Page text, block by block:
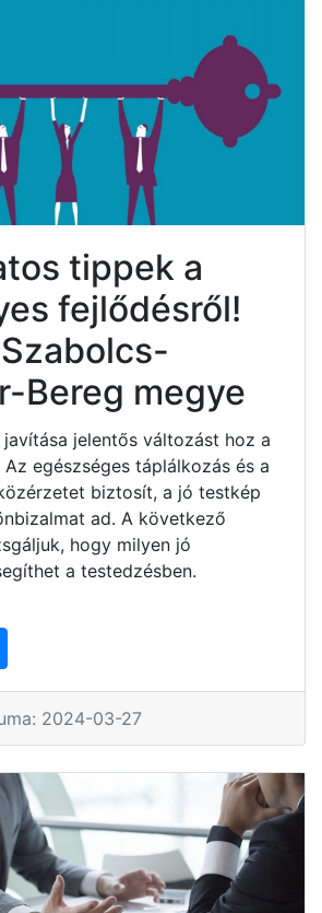
tippek a
fejlődésről!
Bereg megye
jelentős változást hoz a
egészséges táplálkozás és a
biztosít, a jó testkép
ad. A következő
hogy milyen jó
a testedzésben.
2024-03-27